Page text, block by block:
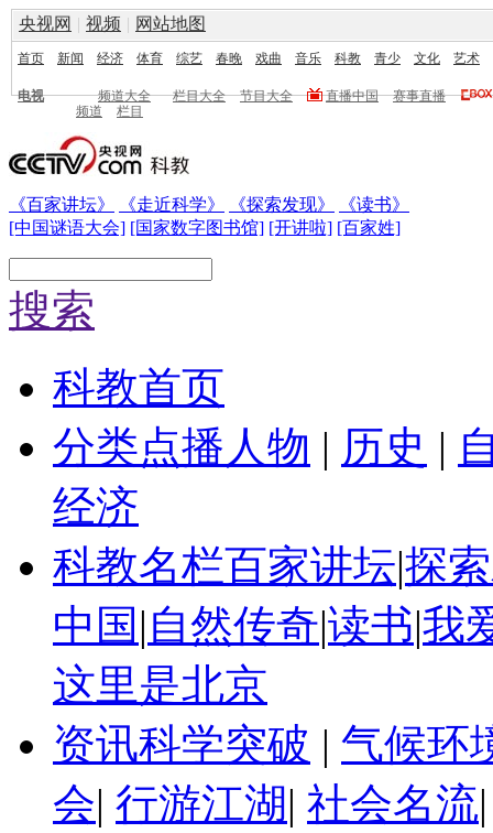
央视网 | 视频 | 网站地图
首页 新闻 经济 体育 综艺 春晚 戏曲 音乐 科教 青少 文化 艺术
电视 频道大全 栏目大全 节目大全 直播中国
赛事直播
频道
栏目
《百家讲坛》 《走近科学》 《探索发现》
《读书》
[中国谜语大会] [国家数字图书馆] [开讲啦] [百家姓]
搜索
科教首页
分类点播 人物 | 历史 |
经济
科教名栏百家讲坛|探
中国 |自然传奇|读书|我
这里是北京
资讯科学突破 | 气候环
会| 行游江湖| 社会名流